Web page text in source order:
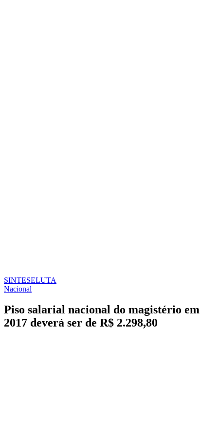
SINTESELUTA
Nacional
Piso salarial nacional do magistério em
2017 deverá ser de R$ 2.298,80